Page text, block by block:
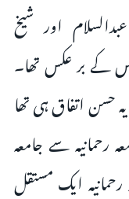
اور شیخ
اس کے بر عکس تھا۔
حسن اتفاق ہی تھا
سے جامعہ
ایک مستقل